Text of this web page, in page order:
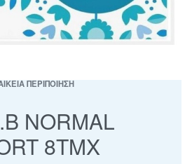
ΠΕΡΙΠΟΙΗΣΗ
NORMAL
8ΤΜΧ